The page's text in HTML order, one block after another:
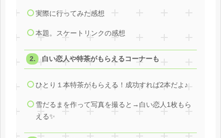
実際に行ってみた感想
本題。スケートリンクの感想
白い恋人や特茶がもらえるコーナーも
ひとり１本特茶がもらえる！成功すれば2本だよ♪
雪だるまを作って写真を撮ると→白い恋人1枚もら
える✨